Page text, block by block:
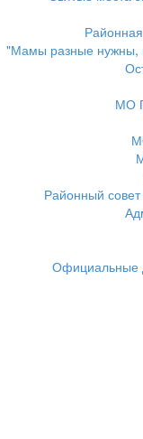
"Мамы разные нужны,
МО
Районный
Официальные